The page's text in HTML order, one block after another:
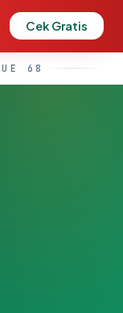
Cek Gratis
68